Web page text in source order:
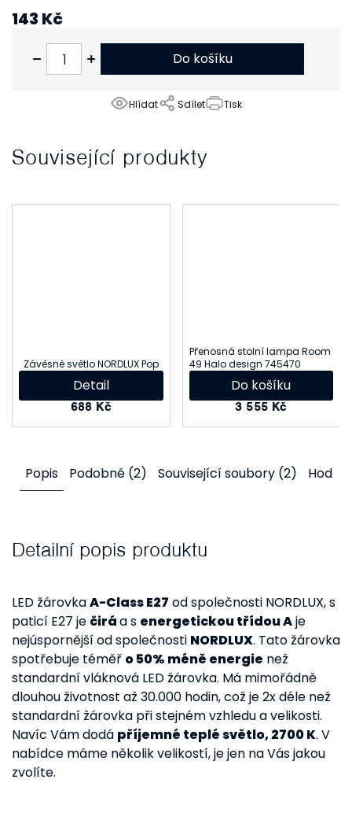
Tisk
Hlídat Sdílet
143 Kč
Do košíku
Související produkty
Závěsné světlo NORDLUX Pop
688 Kč
Detail
Přenosná stolní lampa Room
49 Halo design 745470
3 555 Kč
Do košíku
Popis Podobné (2) Související soubory (2)
Detailní popis produktu
LED žárovkaA-Class E27 od společnosti NORDLUX, s
paticí E27 je čiráa s energetickou třídou Aje
nejúspornější od společnosti NORDLUX. Tato žárovka
spotřebuje téměř o 50% méně energie než
standardní vláknová LED žárovka. Má mimořádně
dlouhou životnost až 30.000 hodin, což je 2x déle než
standardní žárovka při stejném vzhledu a velikosti.
Navíc Vám dodá příjemné teplé světlo, 2700 K. V
nabídce máme několik velikostí, je jen na Vás jakou
zvolíte.